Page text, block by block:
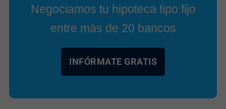
Negociamos tu hipoteca tipo fijo
entre más de 20 bancos
INFÓRMATE GRATIS